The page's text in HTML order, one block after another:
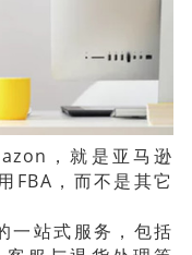
，就是亚马逊
FBA，而不是其它
一站式服务，包括